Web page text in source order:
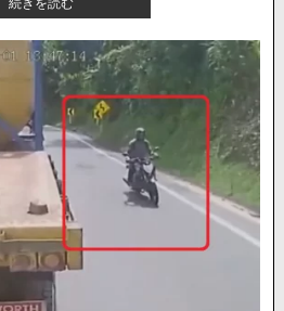
外
ニ
ュ
ー
ス】
高
速
バ
ッ
ク